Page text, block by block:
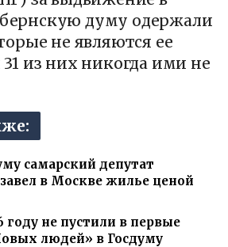
думу одержали
не являются ее
из них никогда ими не
самарский депутат
в Москве жилье ценой
году не пустили в первые
людей» в Госдуму